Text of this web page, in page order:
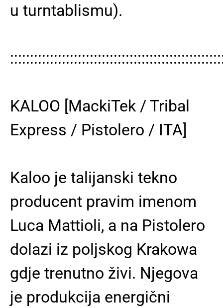
u turntablismu).
KALOO [MackiTek / Tribal
Express / Pistolero / ITA]
Kaloo je talijanski tekno
producent pravim imenom
Luca Mattioli, a na Pistolero
dolazi iz poljskog Krakowa
gdje trenutno živi. Njegova
je produkcija energični